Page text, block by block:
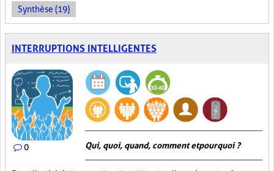
Synthèse (19)
INTERRUPTIONS INTELLIGENTES
0 Qui, quoi, quand, comment et pourquoi ?